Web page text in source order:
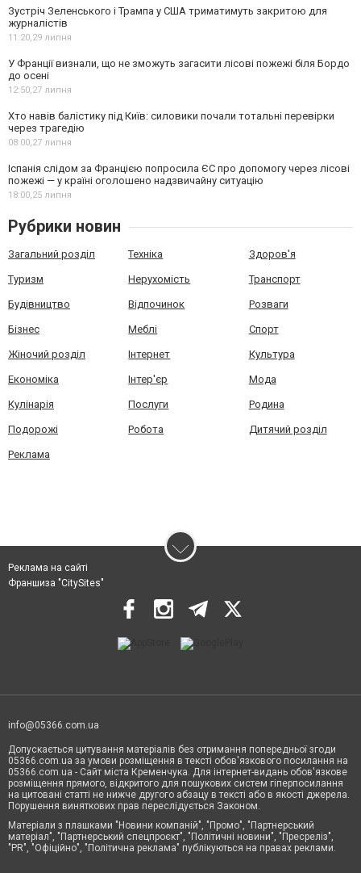
Зустріч Зеленського і Трампа у США триматимуть закритою для
журналістів
11:20,29 липня
У Франції визнали, що не зможуть загасити лісові пожежі біля Бордо
до осені
12:50,27 липня
Хто навів балістику під Київ: силовики почали тотальні перевірки
через трагедію
08:00,27 липня
Іспанія слідом за Францією попросила ЄС про допомогу через лісові
пожежі — у країні оголошено надзвичайну ситуацію
18:00,25 липня
Рубрики новин
Загальний розділ Техніка Здоров'я
Туризм Нерухомість Транспорт
Будівництво Відпочинок Розваги
Бізнес Меблі Спорт
Жіночий розділ Інтернет Культура
Економіка Інтер'єр Мода
Кулінарія Послуги Родина
Подорожі Робота Дитячий розділ
Реклама
Реклама на сайті
Франшиза "CitySites"
info@05366.com.ua
Допускається цитування матеріалів без отримання попередньої згоди
05366.com.ua за умови розміщення в тексті обов'язкового посилання на
05366.com.ua - Сайт міста Кременчука. Для інтернет-видань обов'язкове
розміщення прямого, відкритого для пошукових систем гіперпосилання
на цитовані статті не нижче другого абзацу в тексті або в якості джерела.
Порушення виняткових прав переслідується Законом.
Матеріали з плашками "Новини компаній", "Промо", "Партнерський
матеріал", "Партнерський спецпроєкт", "Політичні новини", "Пресреліз",
"PR", "Офіційно", "Політична реклама" публікуються на правах реклами.